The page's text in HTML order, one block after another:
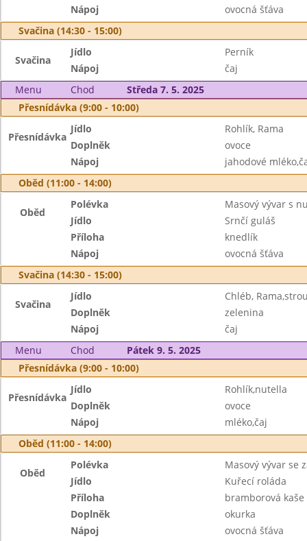
Nápoj
ovocná šťáva
Svačina (14:30 - 15:00)
Svačina
Jídlo
Perník
Nápoj
čaj
Menu
Chod
Středa 7. 5. 2025
Přesnídávka (9:00 - 10:00)
Přesnídávka
Jídlo
Rohlík, Rama
Doplněk
ovoce
Nápoj
jahodové
Oběd (11:00 - 14:00)
Oběd
Polévka
Masový vývar s
Jídlo
Srnčí guláš
Příloha
knedlík
Nápoj
ovocná šťáva
Svačina (14:30 - 15:00)
Svačina
Jídlo
Chléb,
Doplněk
zelenina
Nápoj
čaj
Menu
Chod
Pátek 9. 5. 2025
Přesnídávka (9:00 - 10:00)
Přesnídávka
Jídlo
Rohlík,nutella
Doplněk
ovoce
Nápoj
mléko,čaj
Oběd (11:00 - 14:00)
Oběd
Polévka
Masový vývar se
Jídlo
Kuřecí roláda
Příloha
bramborová kaše
Doplněk
okurka
Nápoj
ovocná šťáva